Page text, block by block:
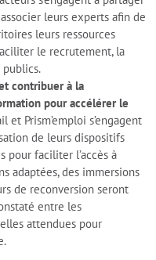
leurs experts afin de
leurs ressources
le recrutement, la
contribuer à la
pour accélérer le
et Prism’emploi s’engagent
de leurs dispositifs
pour faciliter l’accès à
adaptées, des immersions
de reconversion seront
entre les
attendues pour